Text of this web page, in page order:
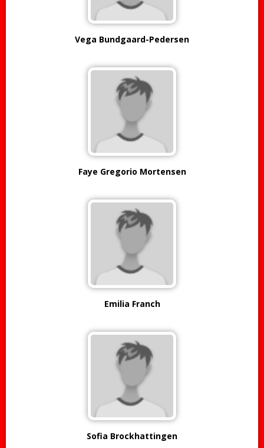
Vega Bundgaard-Pedersen
Faye Gregorio Mortensen
Emilia Franch
Sofia Brockhattingen